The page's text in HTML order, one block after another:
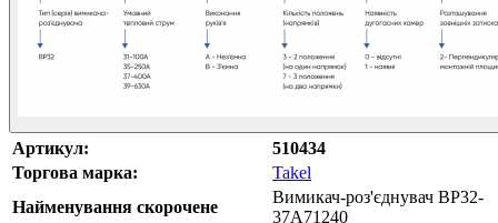
Артикул:
510434
Торгова марка:
Takel
Найменування скорочене
Вимикач-роз'єднувач ВР32-
37A71240